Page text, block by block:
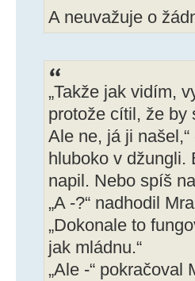
A neuvažuje o
„Takže jak vidím,
protože cítil, že by
Ale ne, já ji
hluboko v džungli.
napil. Nebo spíš
„A -?“ nadhodil
„Dokonale to
jak mládnu.“
„Ale -“ pokračoval